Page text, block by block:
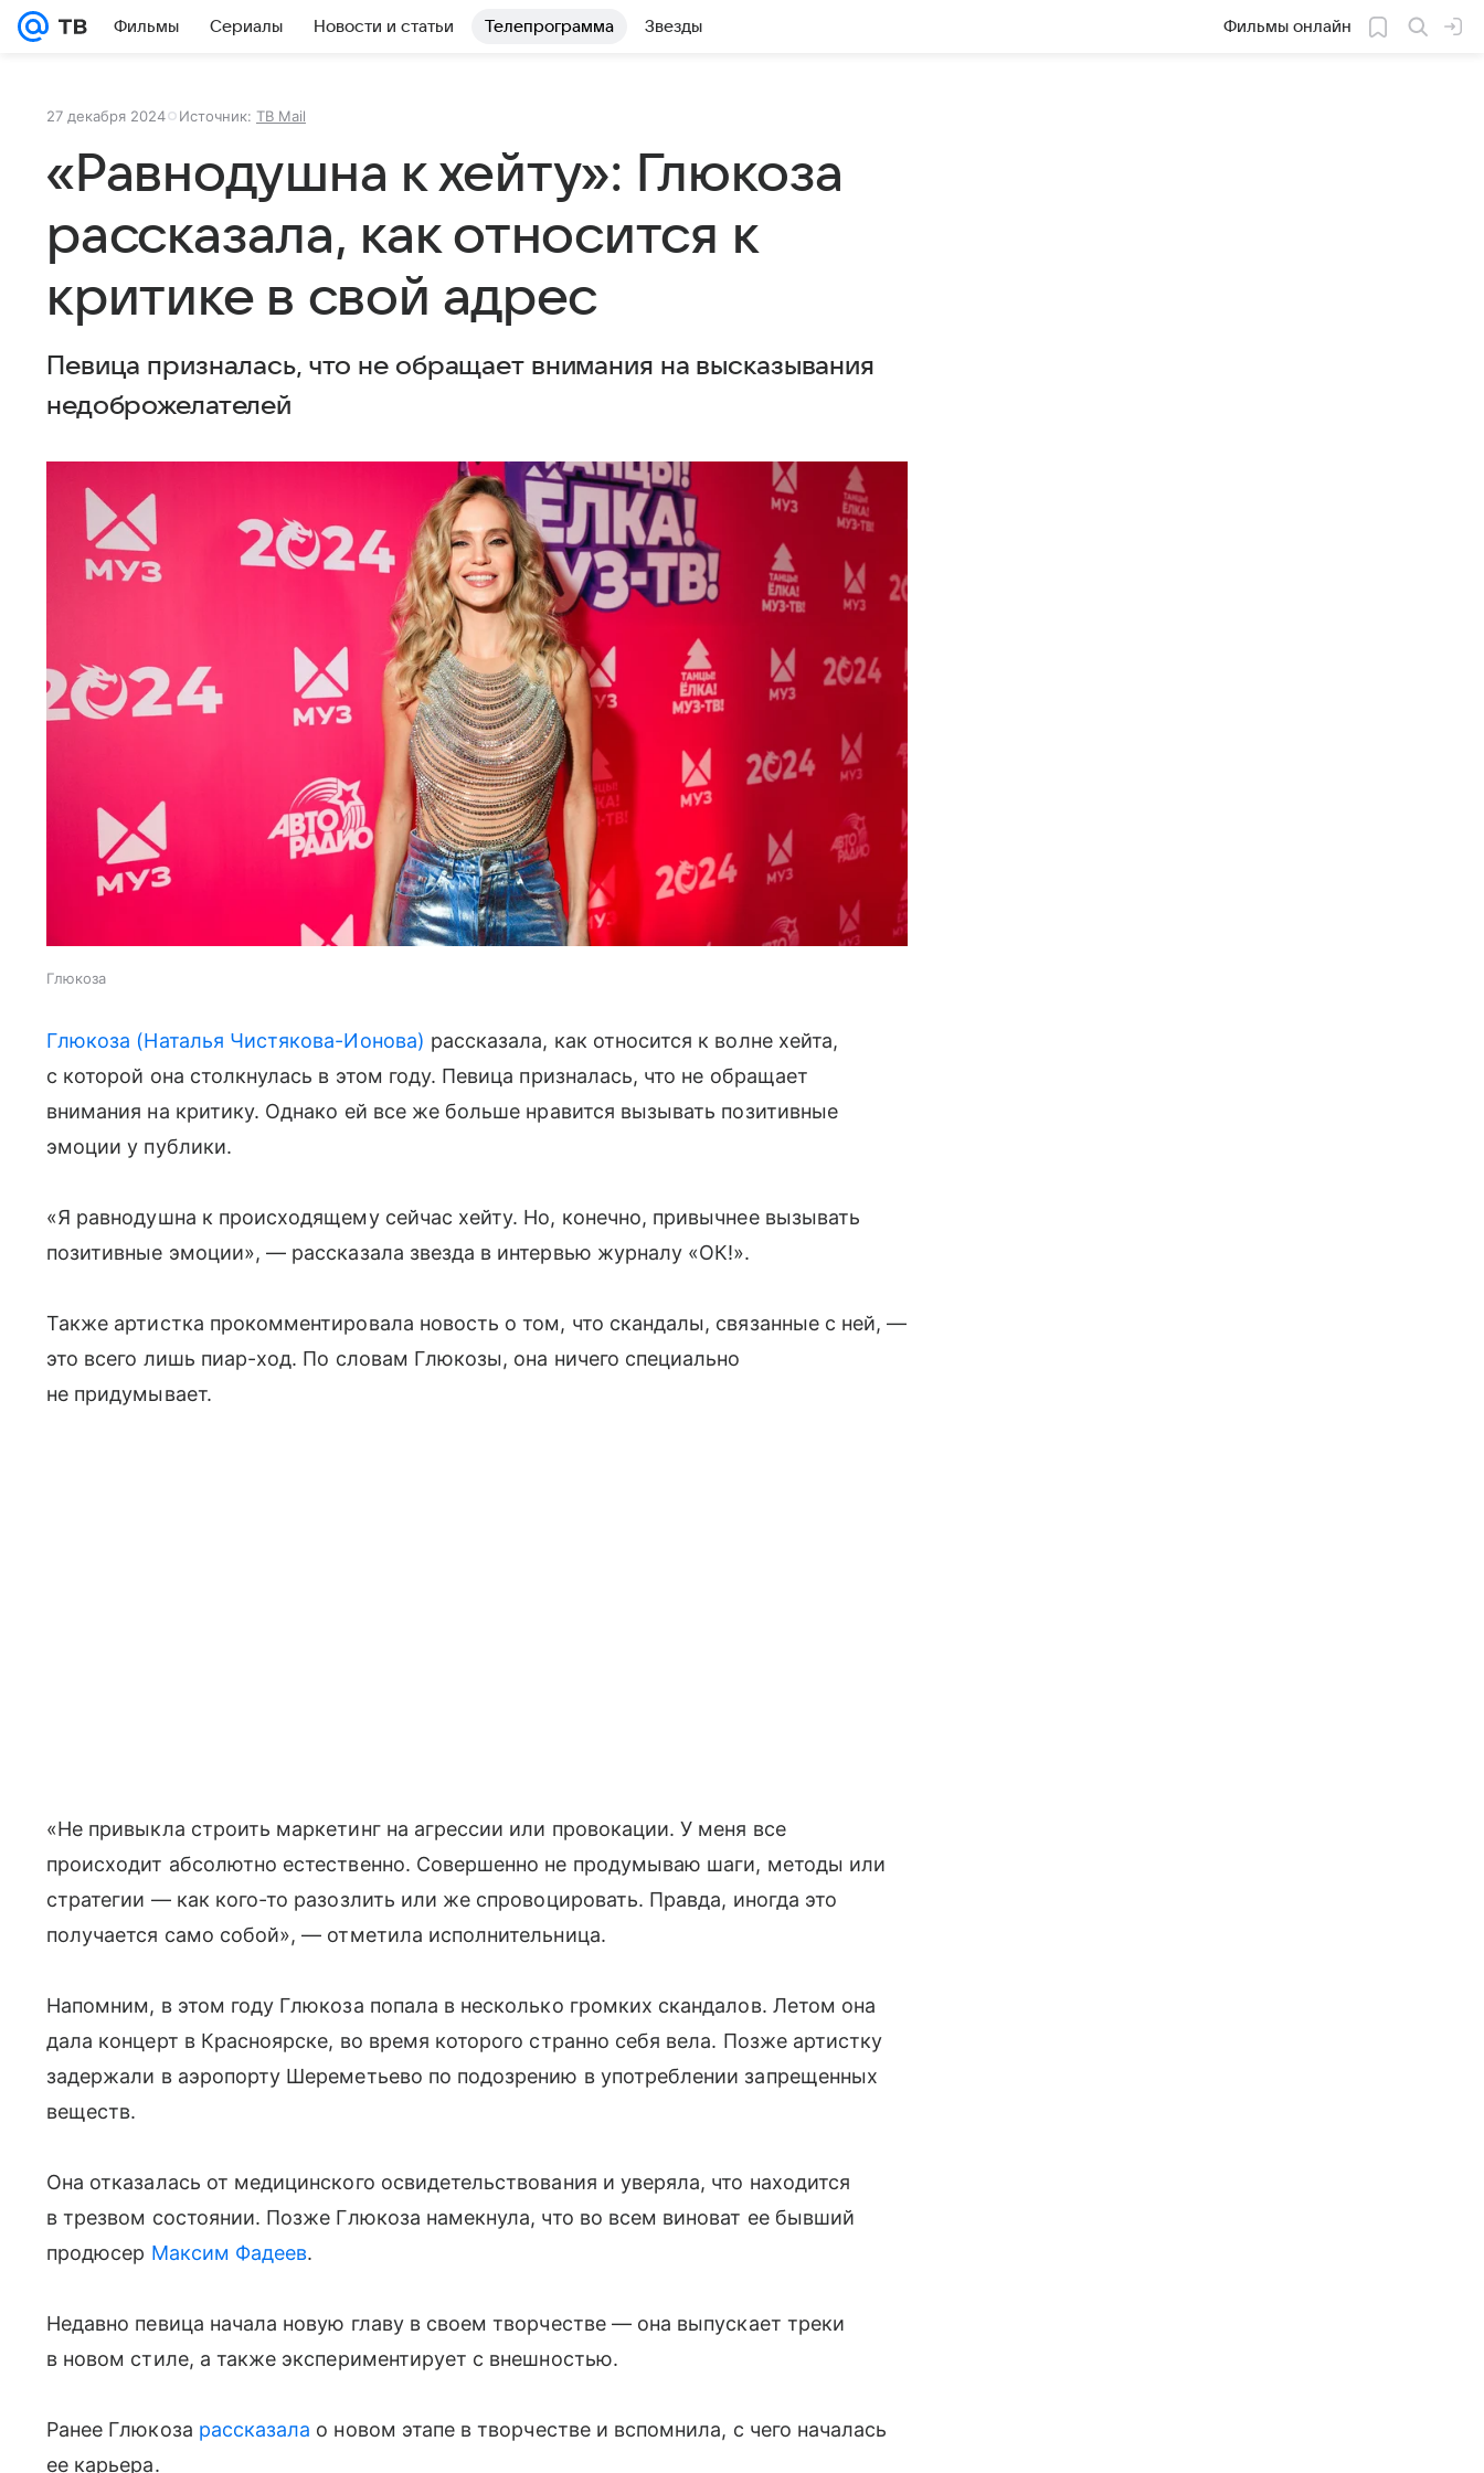
Фильмы Сериалы Новости и статьи Телепрограмма Звезды Фильмы онлайн
27 декабря 2024 Источник: ТВ Mail
«Равнодушна к хейту»: Глюкоза
рассказала, как относится к
критике в свой адрес
Певица призналась, что не обращает внимания на высказывания
недоброжелателей
Глюкоза
Глюкоза (Наталья Чистякова-Ионова) рассказала, как относится к волне хейта,
с которой она столкнулась в этом году. Певица призналась, что не обращает
внимания на критику. Однако ей все же больше нравится вызывать позитивные
эмоции у публики.
«Я равнодушна к происходящему сейчас хейту. Но, конечно, привычнее вызывать
позитивные эмоции», — рассказала звезда в интервью журналу «ОК!».
Также артистка прокомментировала новость о том, что скандалы, связанные с ней, —
это всего лишь пиар-ход. По словам Глюкозы, она ничего специально
не придумывает.
«Не привыкла строить маркетинг на агрессии или провокации. У меня все
происходит абсолютно естественно. Совершенно не продумываю шаги, методы или
стратегии — как кого-то разозлить или же спровоцировать. Правда, иногда это
получается само собой», — отметила исполнительница.
Напомним, в этом году Глюкоза попала в несколько громких скандалов. Летом она
дала концерт в Красноярске, во время которого странно себя вела. Позже артистку
задержали в аэропорту Шереметьево по подозрению в употреблении запрещенных
веществ.
Она отказалась от медицинского освидетельствования и уверяла, что находится
в трезвом состоянии. Позже Глюкоза намекнула, что во всем виноват ее бывший
продюсер Максим Фадеев.
Недавно певица начала новую главу в своем творчестве — она выпускает треки
в новом стиле, а также экспериментирует с внешностью.
Ранее Глюкоза рассказала о новом этапе в творчестве и вспомнила, с чего началась
ее карьера.